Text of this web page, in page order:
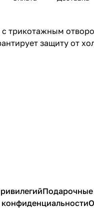
трикотажным
защиту от